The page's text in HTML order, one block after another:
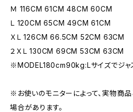
Ｍ 116CM 61CM 48CM 60CM
Ｌ 120CM 65CM 49CM 61CM
ＸＬ 126CM 66.5CM 52CM 63CM
２ＸＬ 130CM 69CM 53CM 63CM
※MODEL180cm90kg:Lサイズでジャ
※お使いのモニターによって、実物商
場合があります。